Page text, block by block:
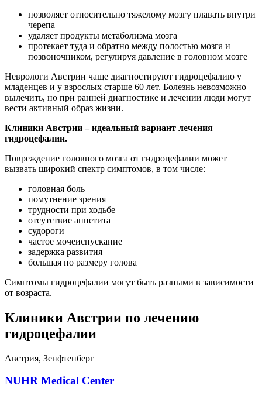
позволяет относительно тяжелому мозгу плавать внутри
черепа
удаляет продукты метаболизма мозга
протекает туда и обратно между полостью мозга и
позвоночником, регулируя давление в головном мозге
Неврологи Австрии чаще диагностируют гидроцефалию у
младенцев и у взрослых старше 60 лет. Болезнь невозможно
вылечить, но при ранней диагностике и лечении люди могут
вести активный образ жизни.
Клиники Австрии – идеальный вариант лечения
гидроцефалии.
Повреждение головного мозга от гидроцефалии может
вызвать широкий спектр симптомов, в том числе:
головная боль
помутнение зрения
трудности при ходьбе
отсутствие аппетита
судороги
частое мочеиспускание
задержка развития
большая по размеру голова
Симптомы гидроцефалии могут быть разными в зависимости
от возраста.
Клиники Австрии по лечению
гидроцефалии
Австрия, Зенфтенберг
NUHR Medical Center